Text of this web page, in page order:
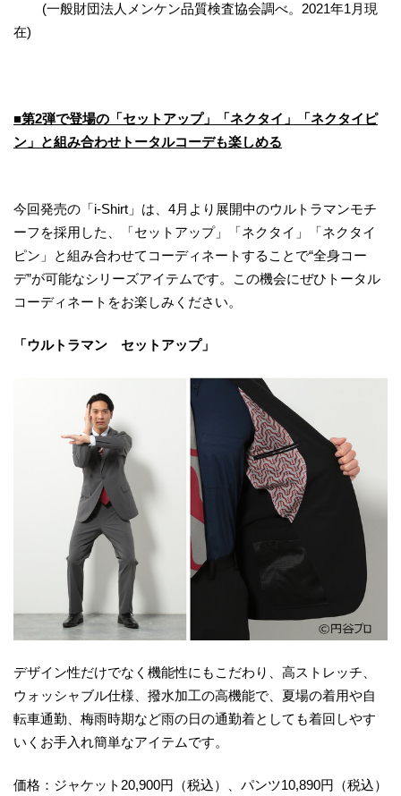
(一般財団法人メンケン品質検査協会調べ。2021年1月現
在)
■第2弾で登場の「セットアップ」「ネクタイ」「ネクタイピ
ン」と組み合わせトータルコーデも楽しめる
今回発売の「i-Shirt」は、4月より展開中のウルトラマンモチ
ーフを採用した、「セットアップ」「ネクタイ」「ネクタイ
ピン」と組み合わせてコーディネートすることで“全身コー
デ”が可能なシリーズアイテムです。この機会にぜひトータル
コーディネートをお楽しみください。
「ウルトラマン セットアップ」
デザイン性だけでなく機能性にもこだわり、高ストレッチ、
ウォッシャブル仕様、撥水加工の高機能で、夏場の着用や自
転車通勤、梅雨時期など雨の日の通勤着としても着回しやす
いくお手入れ簡単なアイテムです。
価格：ジャケット20,900円（税込）、パンツ10,890円（税込）